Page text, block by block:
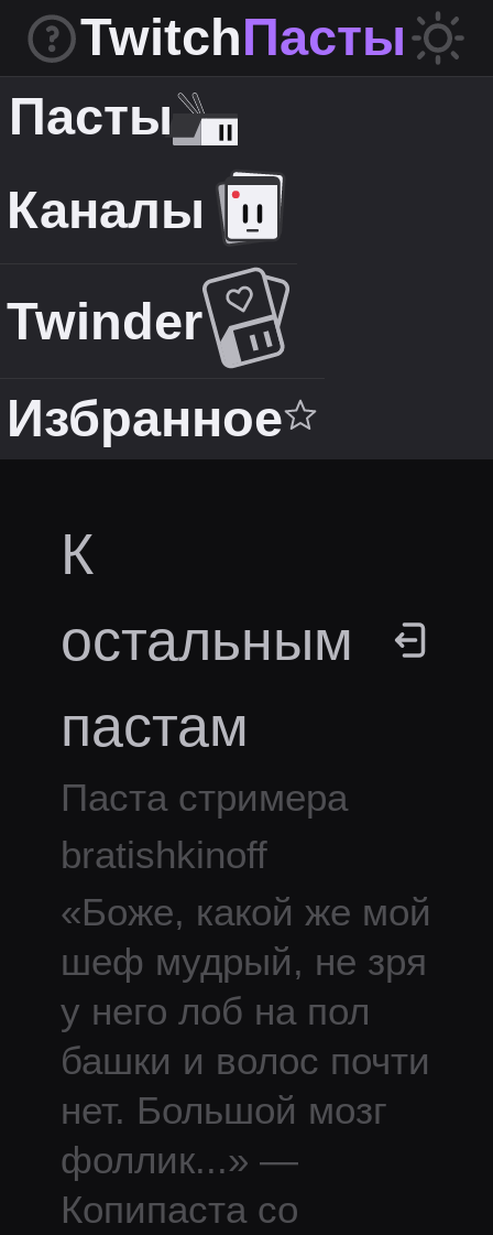
TwitchПасты
Пасты
Каналы
Twinder
Избранное
К
остальным
пастам
Паста стримера
bratishkinoff
«Боже, какой же мой
шеф мудрый, не зря
у него лоб на пол
башки и волос почти
нет. Большой мозг
фоллик...» —
Копипаста со